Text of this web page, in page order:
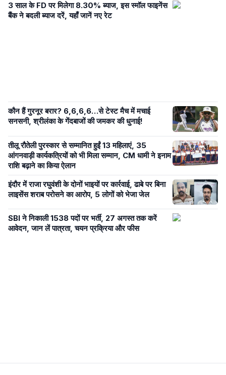
3 साल के FD पर मिलेगा 8.30% ब्याज, इस स्मॉल फाइनेंस
बैंक ने बदली ब्याज दरें, यहाँ जानें नए रेट
कौन हैं गुरनूर बरार? 6,6,6,6…से टेस्ट मैच में मचाई
सनसनी, श्रीलंका के गेंदबाजों की जमकर की धुनाई!
तीलू रौतेली पुरस्कार से सम्मानित हुईं 13 महिलाएं, 35
आंगनवाड़ी कार्यकत्रियों को भी मिला सम्मान, CM धामी ने इनाम
राशि बढ़ाने का किया ऐलान
इंदौर में राजा रघुवंशी के दोनों भाइयों पर कार्रवाई, ढाबे पर बिना
लाइसेंस शराब परोसने का आरोप, 5 लोगों को भेजा जेल
SBI ने निकाली 1538 पदों पर भर्ती, 27 अगस्त तक करें
आवेदन, जान लें पात्रता, चयन प्रक्रिया और फीस